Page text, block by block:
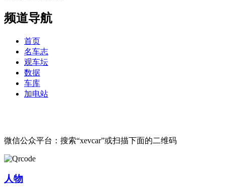
频道导航
首页
名车志
观车坛
数据
车库
加电站
微信公众平台：搜索“xevcar”或扫描下面的二维码
人物